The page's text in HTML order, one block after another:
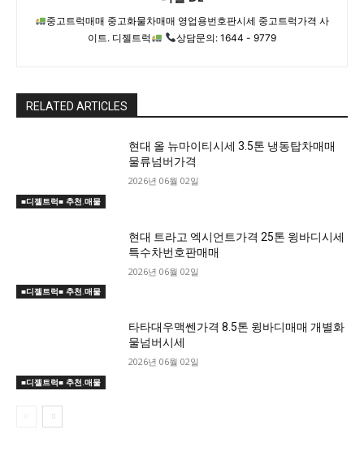
중고트럭매매 중고화물차매매 영업용번호판시세 중고트럭가격 사
이트. 디젤트럭
상담문의: 1644 - 9779
RELATED ARTICLES
■디젤트럭■ 추천.매물
현대 올 뉴마이티시세 3.5톤 냉동탑차매매
물류넘버가격
2026년 06월 02일
■디젤트럭■ 추천.매물
현대 트라고 엑시언트가격 25톤 윙바디시세
특수차번호판매매
2026년 06월 02일
■디젤트럭■ 추천.매물
타타대우맥쎈가격 8.5톤 윙바디매매 개별화
물넘버시세
2026년 06월 02일